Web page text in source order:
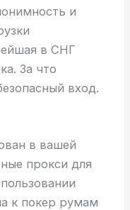
и
в СНГ
За что
вход.
в вашей
прокси для
к покер румам